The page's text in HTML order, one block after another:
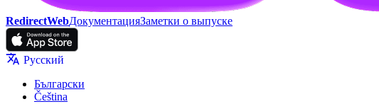
RedirectWebДокументацияЗаметки о выпуске
Русский
Български
Čeština